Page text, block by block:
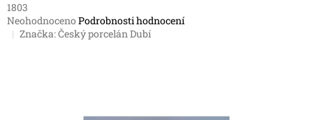
1803
Průměrné
hodnocení
Neohodnoceno Podrobnosti hodnocení
Značka:Český porcelán Dubí